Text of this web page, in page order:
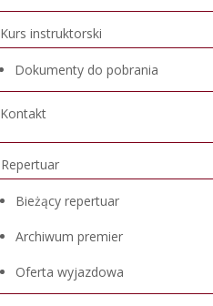
Kurs instruktorski
Dokumenty do pobrania
Kontakt
Repertuar
Bieżący repertuar
Archiwum premier
Oferta wyjazdowa